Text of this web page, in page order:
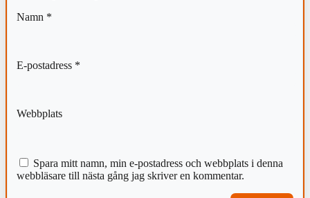
Namn *
E-postadress *
Webbplats
Spara mitt namn, min e-postadress och webbplats i denna
webbläsare till nästa gång jag skriver en kommentar.